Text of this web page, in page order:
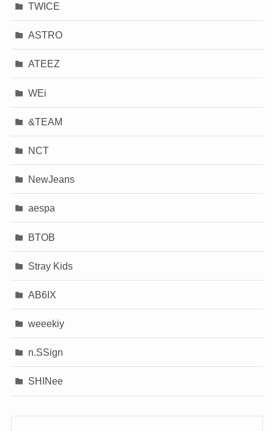
TWICE
ASTRO
ATEEZ
WEi
&TEAM
NCT
NewJeans
aespa
BTOB
Stray Kids
AB6IX
weeekiy
n.SSign
SHINee